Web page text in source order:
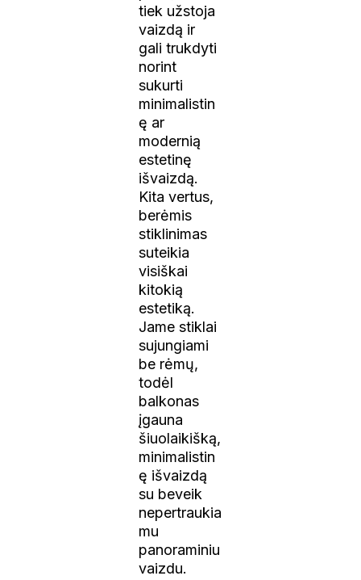
tiek užstoja
vaizdą ir
gali trukdyti
norint
sukurti
minimalistin
ę ar
modernią
estetinę
išvaizdą.
Kita vertus,
berėmis
stiklinimas
suteikia
visiškai
kitokią
estetiką.
Jame stiklai
sujungiami
be rėmų,
todėl
balkonas
įgauna
šiuolaikišką,
minimalistin
ę išvaizdą
su beveik
nepertraukia
mu
panoraminiu
vaizdu.